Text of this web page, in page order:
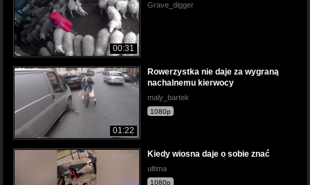
00:31
Grave_digger
01:22
Rowerzystka nie daje za wygraną
nachalnemu kierwocy
maly_bartek
1080p
Kiedy wiosna daje o sobie znać
ultima
1080p